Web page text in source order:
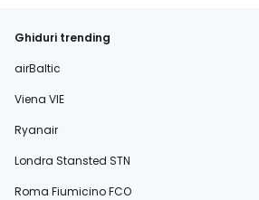
Ghiduri trending
airBaltic
Viena VIE
Ryanair
Londra Stansted STN
Roma Fiumicino FCO